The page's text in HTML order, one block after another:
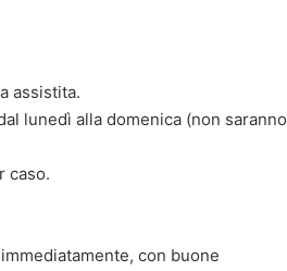
assistita.
lunedì alla domenica (non saranno
caso.
con buone